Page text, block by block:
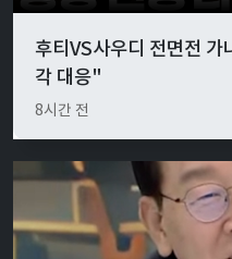
후티VS사우디 전면전
각 대응"
8시간 전